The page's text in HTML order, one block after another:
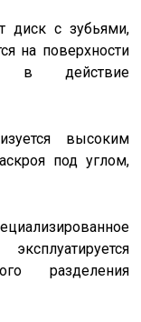
диск с зубьями,
на поверхности
в действие
высоким
под углом,
разделения